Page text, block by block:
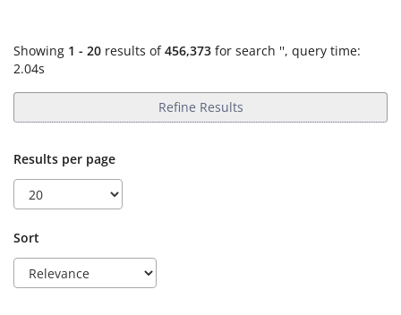
Showing 1 - 20 results of456,373 for search '', query time:
2.04s
Refine Results
Results per page
Sort